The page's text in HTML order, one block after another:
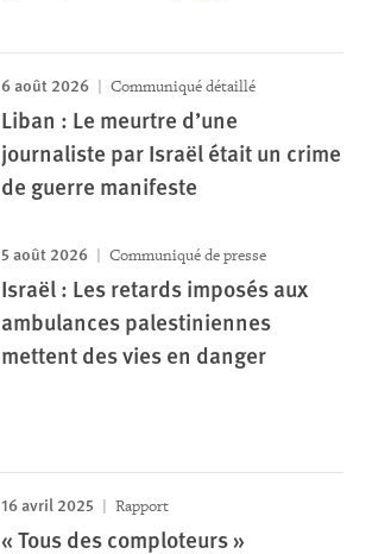
6 août 2026 Communiqué détaillé
Liban : Le meurtre d’une
journaliste par Israël était un crime
de guerre manifeste
5 août 2026 Communiqué de presse
Israël : Les retards imposés aux
ambulances palestiniennes
mettent des vies en danger
16 avril 2025 Rapport
« Tous des comploteurs »